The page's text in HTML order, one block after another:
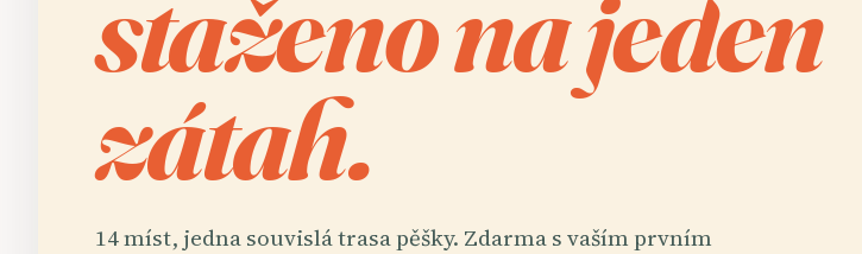
staženo na jeden
zátah.
14 míst, jedna souvislá trasa pěšky. Zdarma s vaším prvním